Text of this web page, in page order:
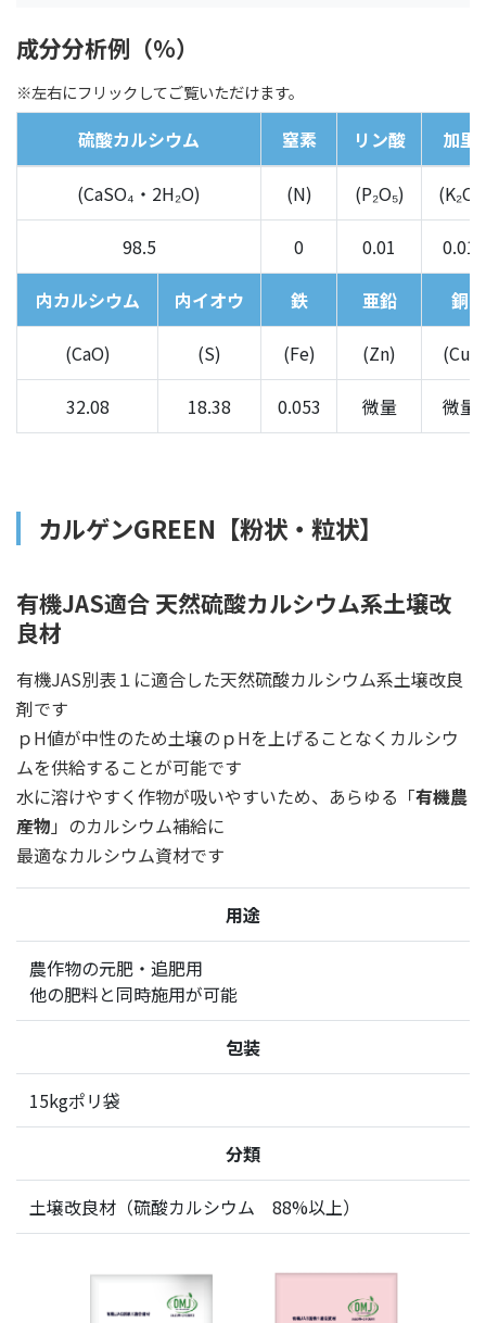
成分分析例（％）
※左右にフリックしてご覧いただけます。
硫酸カルシウム 窒素 リン酸 加里
(CaSO₄・2H₂O) (N) (P₂O₅) (K₂O)
98.5 0 0.01 0.01
内カルシウム 内イオウ 鉄 亜鉛 銅
(CaO) (S) (Fe) (Zn) (Cu)
32.08 18.38 0.053 微量 微量
カルゲンGREEN【粉状・粒状】
有機JAS適合 天然硫酸カルシウム系土壌改
良材
有機JAS別表１に適合した天然硫酸カルシウム系土壌改良
剤です
ｐH値が中性のため土壌のｐHを上げることなくカルシウ
ムを供給することが可能です
水に溶けやすく作物が吸いやすいため、あらゆる「有機農
産物 」のカルシウム補給に
最適なカルシウム資材です
用途
農作物の元肥・追肥用
他の肥料と同時施用が可能
包装
15kgポリ袋
分類
土壌改良材（硫酸カルシウム 88%以上）